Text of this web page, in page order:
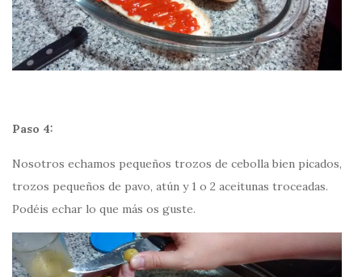
Paso 4:
Nosotros echamos pequeños trozos de cebolla bien picados,
trozos pequeños de pavo, atún y 1 o 2 aceitunas troceadas.
Podéis echar lo que más os guste.